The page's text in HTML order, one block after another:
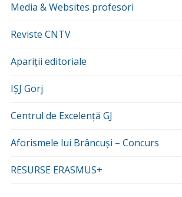
Media & Websites profesori
Reviste CNTV
Apariții editoriale
IȘJ Gorj
Centrul de Excelență GJ
Aforismele lui Brâncuși – Concurs
RESURSE ERASMUS+